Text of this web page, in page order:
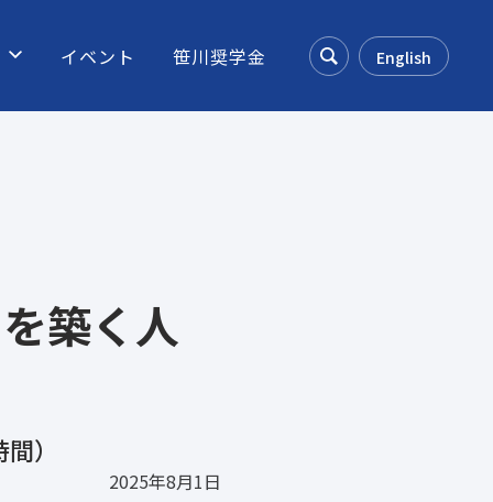
English
イベント 笹川奨学金
築く人
）
2025年8月1日